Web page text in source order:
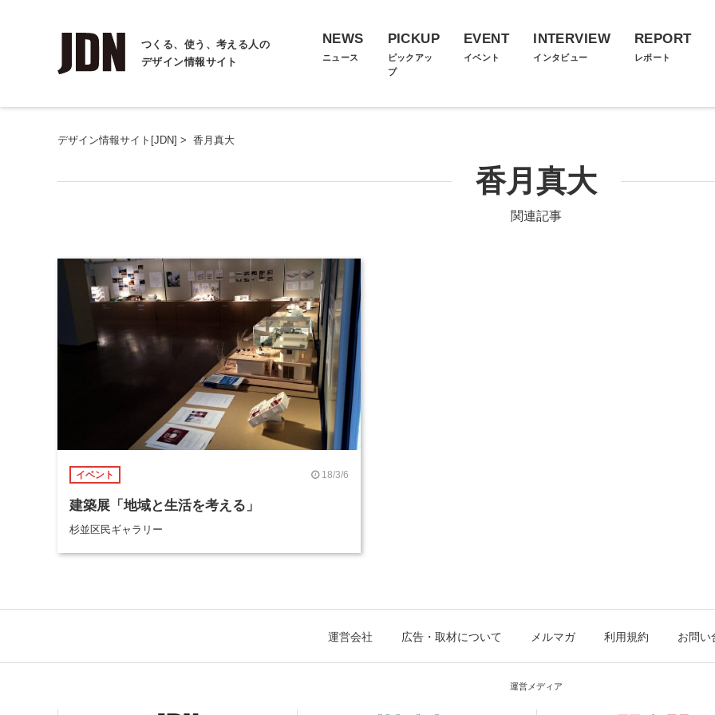
つくる、使う、考える人の
デザイン情報サイト
NEWS
ニュース
PICKUP
ピックアッ
プ
EVENT
イベント
INTERVIEW
インタビュー
REPORT
レポート
デザイン情報サイト[JDN] > 香月真大
香月真大
関連記事
イベント 18/3/6
建築展「地域と生活を考える」
杉並区民ギャラリー
運営会社 広告・取材について メルマガ 利用規約 お問い
運営メディア